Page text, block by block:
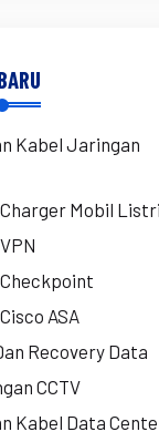
Kabel Jaringan
Mobil
ASA
Recovery Data
CCTV
Kabel Data